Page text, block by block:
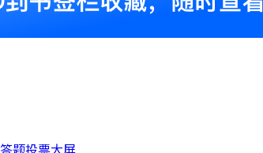
答题投票大屏